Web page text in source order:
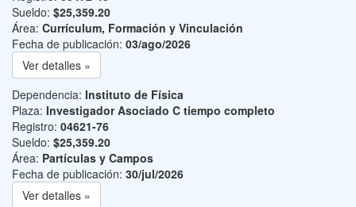
Sueldo: $25,359.20
Área: Currículum, Formación y Vinculación
Fecha de publicación: 03/ago/2026
Ver detalles »
Dependencia: Instituto de Física
Plaza: Investigador Asociado C tiempo completo
Registro: 04621-76
Sueldo: $25,359.20
Área: Partículas y Campos
Fecha de publicación: 30/jul/2026
Ver detalles »